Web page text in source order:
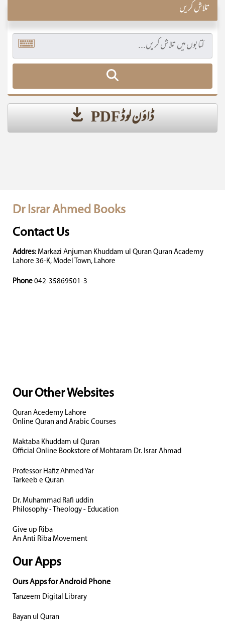
تلاش کریں
ڈاؤن لوڈ PDF
Dr Israr Ahmed Books
Contact Us
Addres: Markazi Anjuman Khuddam ul Quran Quran Academy
Lahore 36-K, Model Town, Lahore
Phone 042-35869501-3
Our Other Websites
Quran Acedemy Lahore
Online Quran and Arabic Courses
Maktaba Khuddam ul Quran
Official Online Bookstore of Mohtaram Dr. Israr Ahmad
Professor Hafiz Ahmed Yar
Tarkeeb e Quran
Dr. Muhammad Rafi uddin
Philosophy - Theology - Education
Give up Riba
An Anti Riba Movement
Our Apps
Ours Apps for Android Phone
Tanzeem Digital Library
Bayan ul Quran